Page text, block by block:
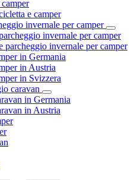
e camper
invernale per camper
invernale per camper
parcheggio invernale per camper
in Germania
in Austria
in Svizzera
caravan
in Germania
in Austria